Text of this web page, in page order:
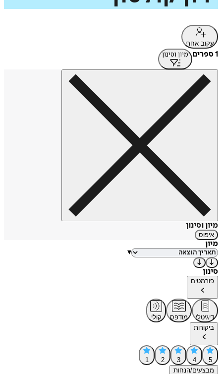
עקוב אחרי
1 ספרים מיון וסינון
מיון וסינון
איפוס
מיון
▾
סינון
פורמטים
דיגיטלי מודפס
קולי
ביקורות
5
4
3
2
1
מבצעים/הנחות